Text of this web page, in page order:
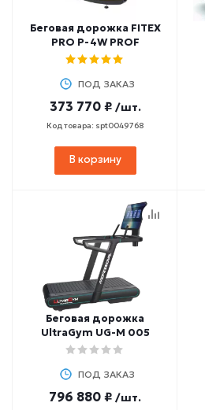
Беговая дорожка FITEX
PRO P-4W PROF
ПОД ЗАКАЗ
373 770 ₽ /шт.
Код товара: spt0049768
В корзину
Беговая дорожка
UltraGym UG-M 005
ПОД ЗАКАЗ
796 880 ₽ /шт.